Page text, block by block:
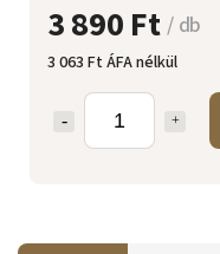
3 890 Ft/ db
3 063 Ft ÁFA nélkül